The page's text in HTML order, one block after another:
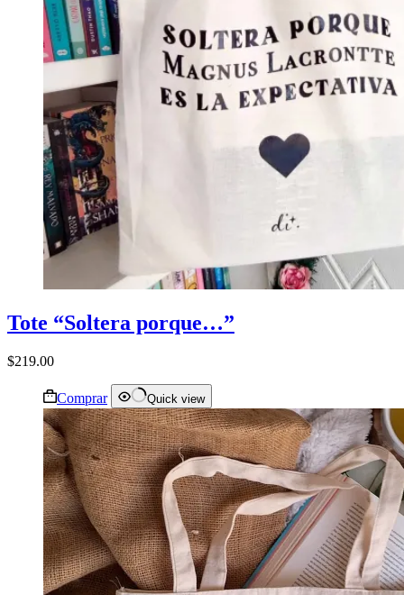
Tote “Soltera porque…”
$219.00
Comprar Quick view